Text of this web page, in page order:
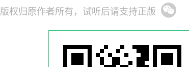
版权归原作者所有，试听后请支持正版